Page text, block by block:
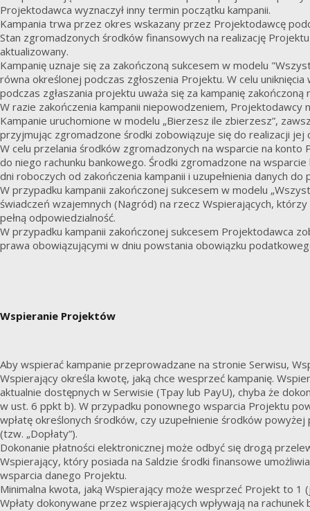
Projektodawca wyznaczył inny termin początku kampanii.
Kampania trwa przez okres wskazany przez Projektodawcę
Stan zgromadzonych środków finansowych na realizację
aktualizowany.
Kampanię uznaje się za zakończoną sukcesem w modelu
równa określonej podczas zgłoszenia Projektu. W celu
podczas zgłaszania projektu uważa się za kampanię
W razie zakończenia kampanii niepowodzeniem,
Kampanie uruchomione w modelu „Bierzesz ile zbierzesz”,
przyjmując zgromadzone środki zobowiązuje się do realizacji
W celu przelania środków zgromadzonych na wsparcie na
do niego rachunku bankowego. Środki zgromadzone na
dni roboczych od zakończenia kampanii i uzupełnienia danych do
W przypadku kampanii zakończonej sukcesem w modelu
świadczeń wzajemnych (Nagród) na rzecz Wspierających,
pełną odpowiedzialność.
W przypadku kampanii zakończonej sukcesem Projektodawca
prawa obowiązującymi w dniu powstania obowiązku
Wspieranie Projektów
Aby wspierać kampanie przeprowadzane na stronie Serwisu,
Wspierający określa kwotę, jaką chce wesprzeć kampanię.
aktualnie dostępnych w Serwisie (Tpay lub PayU), chyba że
w ust. 6 ppkt b). W przypadku ponownego wsparcia Projektu
wpłatę określonych środków, czy uzupełnienie środków
(tzw. „Dopłaty”).
Dokonanie płatności elektronicznej może odbyć się drogą
Wspierający, który posiada na Saldzie środki finansowe
wsparcia danego Projektu.
Minimalna kwota, jaką Wspierający może wesprzeć Projekt to 1
Wpłaty dokonywane przez wspierających wpływają na rachunek